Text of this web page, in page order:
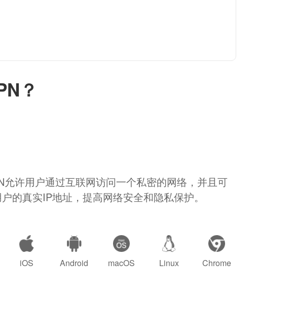
？
允许用户通过互联网访问一个私密的网络，并且可
的真实IP地址，提高网络安全和隐私保护。
iOS Android macOS Linux Chrome